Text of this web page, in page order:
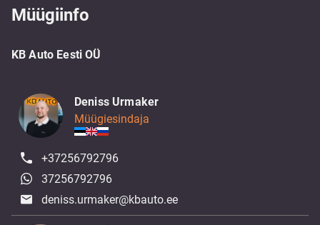
Müügiinfo
KB Auto Eesti OÜ
Deniss Urmaker
Müügiesindaja
+37256792796
37256792796
deniss.urmaker@kbauto.ee